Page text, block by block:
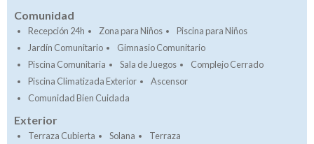
Comunidad
Recepción 24h Zona para Niños
Piscina para Niños
Jardín Comunitario
Gimnasio Comunitario
Piscina Comunitaria
Sala de Juegos
Complejo Cerrado
Piscina Climatizada Exterior
Ascensor
Comunidad Bien Cuidada
Exterior
Terraza Cubierta Solana
Terraza